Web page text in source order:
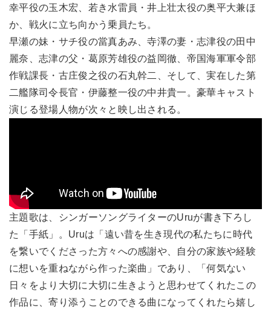
幸平役の玉木宏、若き水雷員・井上壮太役の奥平大兼ほ
か、戦火に立ち向かう乗員たち。
早瀬の妹・サチ役の當真あみ、寺澤の妻・志津役の田中
麗奈、志津の父・葛原芳雄役の益岡徹、帝国海軍軍令部
作戦課長・古庄俊之役の石丸幹二、そして、実在した第
二艦隊司令長官・伊藤整一役の中井貴一。豪華キャスト
演じる登場人物が次々と映し出される。
主題歌は、シンガーソングライターのUruが書き下ろし
た「手紙」。Uruは「遠い昔を生き現代の私たちに時代
を繋いでくださった方々への感謝や、自分の家族や経験
に想いを重ねながら作った楽曲」であり、「何気ない
日々をより大切に大切に生きようと思わせてくれたこの
作品に、寄り添うことのできる曲になってくれたら嬉し